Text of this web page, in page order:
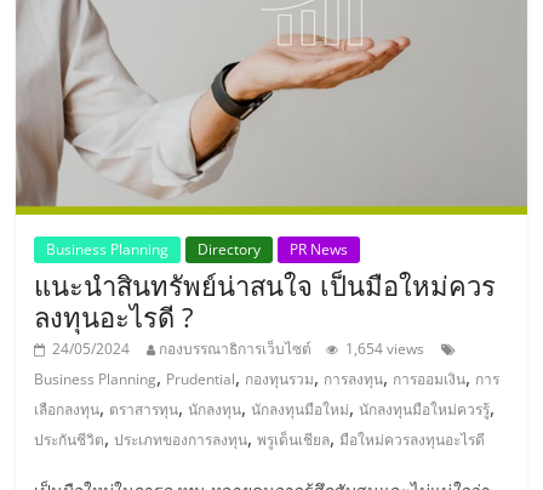
ที่
ปรึกษา
แฟ
รน
ไชส์,
รวม
แฟ
Business Planning Directory PR News
แนะนำสินทรัพย์น่าสนใจ เป็นมือใหม่ควร
ลงทุนอะไรดี ?
24/05/2024 กองบรรณาธิการเว็บไซต์
1,654 views
Business Planning, Prudential, กองทุนรวม, การลงทุน, การออมเงิน, การ
เลือกลงทุน, ตราสารทุน,นักลงทุน,นักลงทุนมือใหม่,นักลงทุนมือใหม่ควรรู้,
ประกันชีวิต,ประเภทของการลงทุน,พรูเด็นเชียล,มือใหม่ควรลงทุนอะไรดี